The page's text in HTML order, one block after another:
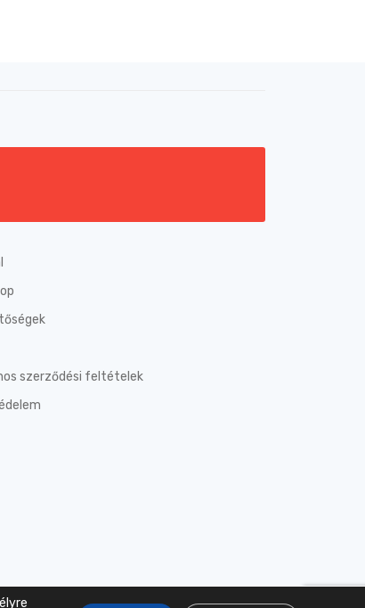
szerződési feltételek